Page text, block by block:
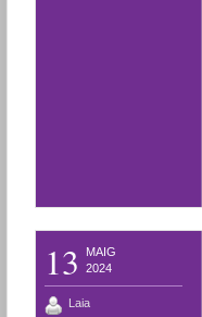
13
MAIG
2024
Laia